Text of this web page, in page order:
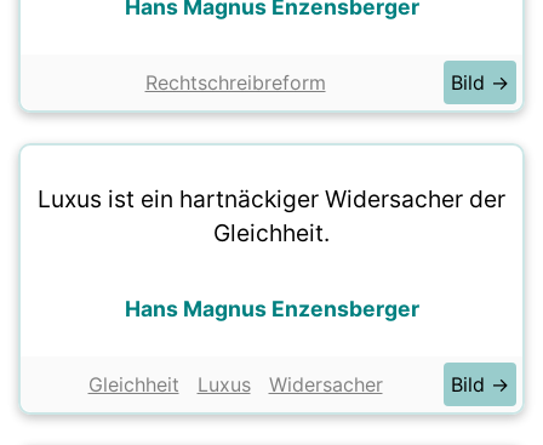
Hans Magnus Enzensberger
Rechtschreibreform Bild →
Luxus ist ein hartnäckiger Widersacher der
Gleichheit.
Hans Magnus Enzensberger
Gleichheit Luxus Widersacher Bild →